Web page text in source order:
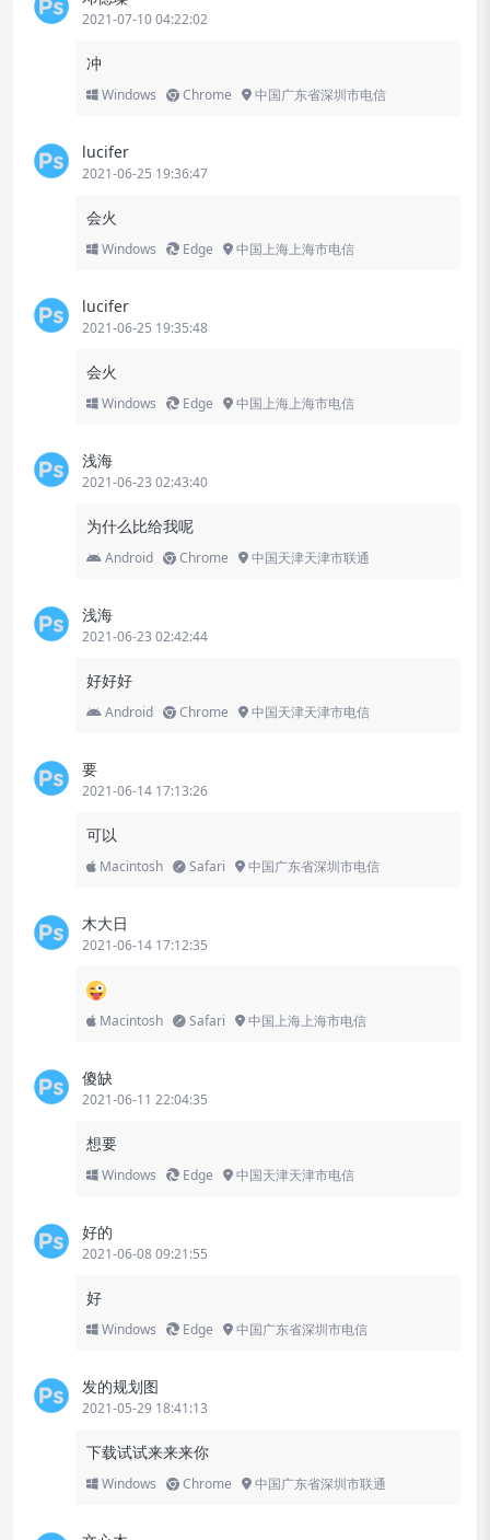
2021-07-10 04:22:02
冲
Windows Chrome 中国广东省深圳市电信
lucifer
2021-06-25 19:36:47
会火
Windows Edge 中国上海上海市电信
lucifer
2021-06-25 19:35:48
会火
Windows Edge 中国上海上海市电信
浅海
2021-06-23 02:43:40
为什么比给我呢
Android Chrome 中国天津天津市联通
浅海
2021-06-23 02:42:44
好好好
Android Chrome 中国天津天津市电信
要
2021-06-14 17:13:26
可以
Macintosh Safari 中国广东省深圳市电信
木大日
2021-06-14 17:12:35
Macintosh Safari 中国上海上海市电信
傻缺
2021-06-11 22:04:35
想要
Windows Edge 中国天津天津市电信
好的
2021-06-08 09:21:55
好
Windows Edge 中国广东省深圳市电信
发的规划图
2021-05-29 18:41:13
下载试试来来来你
Windows Chrome 中国广东省深圳市联通